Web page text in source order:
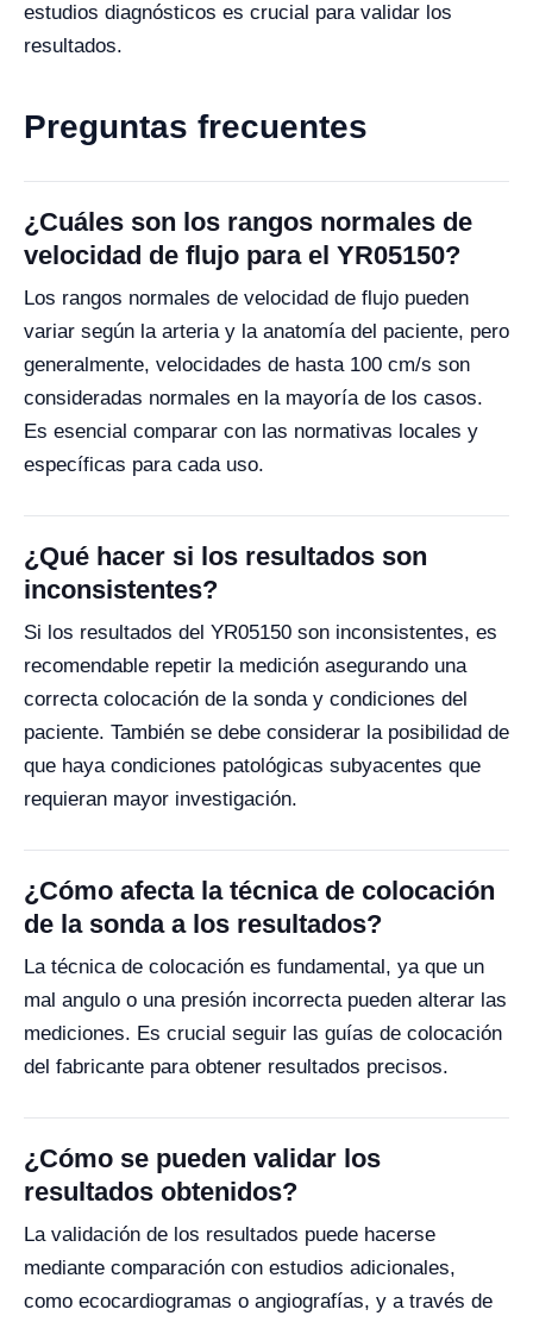
estudios diagnósticos es crucial para validar los
resultados.
Preguntas frecuentes
¿Cuáles son los rangos normales de
velocidad de flujo para el YR05150?
Los rangos normales de velocidad de flujo pueden
variar según la arteria y la anatomía del paciente, pero
generalmente, velocidades de hasta 100 cm/s son
consideradas normales en la mayoría de los casos.
Es esencial comparar con las normativas locales y
específicas para cada uso.
¿Qué hacer si los resultados son
inconsistentes?
Si los resultados del YR05150 son inconsistentes, es
recomendable repetir la medición asegurando una
correcta colocación de la sonda y condiciones del
paciente. También se debe considerar la posibilidad de
que haya condiciones patológicas subyacentes que
requieran mayor investigación.
¿Cómo afecta la técnica de colocación
de la sonda a los resultados?
La técnica de colocación es fundamental, ya que un
mal angulo o una presión incorrecta pueden alterar las
mediciones. Es crucial seguir las guías de colocación
del fabricante para obtener resultados precisos.
¿Cómo se pueden validar los
resultados obtenidos?
La validación de los resultados puede hacerse
mediante comparación con estudios adicionales,
como ecocardiogramas o angiografías, y a través de